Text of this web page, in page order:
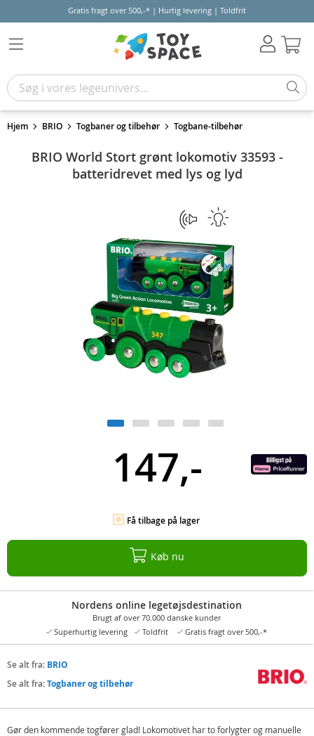
Gratis fragt over 500,-* | Hurtig levering | Toldfrit
Hjem BRIO Togbaner og tilbehør Togbane-tilbehør
BRIO World Stort grønt lokomotiv 33593 -
batteridrevet med lys og lyd
147,-
Få tilbage på lager
Køb nu
Nordens online legetøjsdestination
Brugt af over 70.000 danske kunder
Superhurtig levering
Toldfrit Gratis fragt over 500,-*
Se alt fra: BRIO
Se alt fra:Togbaner og tilbehør
Gør den kommende togfører glad! Lokomotivet har to forlygter og manuelle